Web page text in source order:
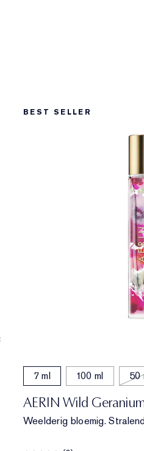
BEST SELLER
7 ml 100 ml 50
AERIN Wild
Weelderig bloemig.